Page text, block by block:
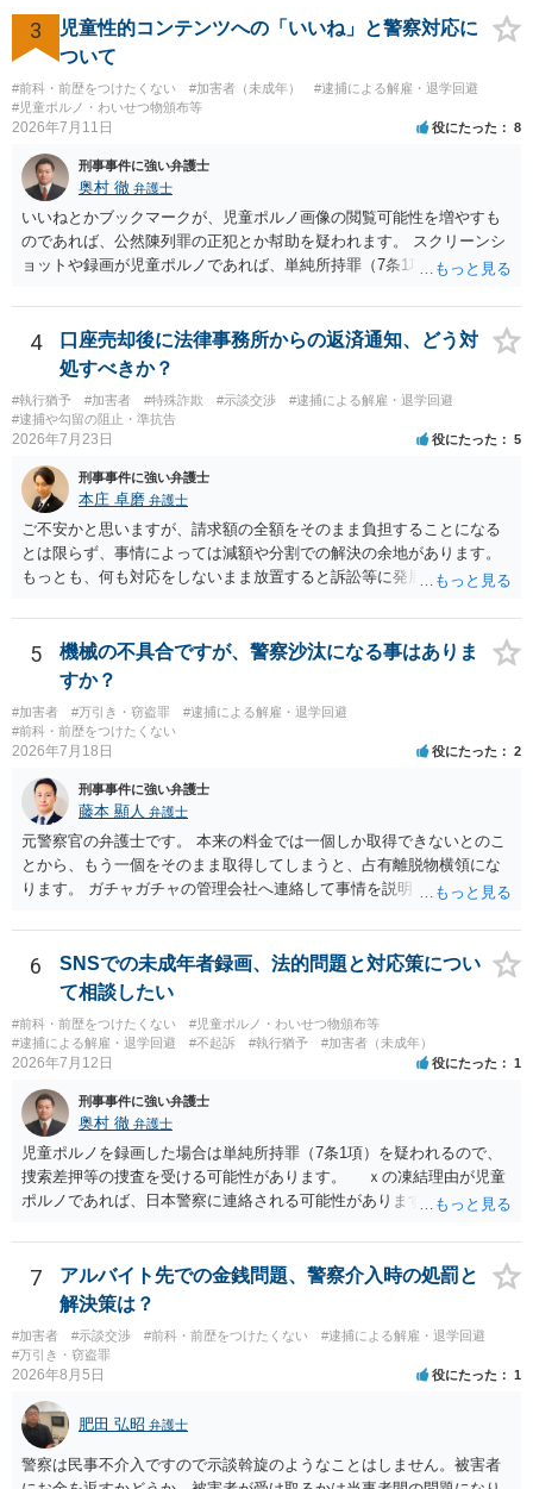
3
児童性的コンテンツへの「いいね」と警察対応に
ついて
#前科・前歴をつけたくない #加害者（未成年）
#逮捕による解雇・退学回避
#児童ポルノ・わいせつ物頒布等
2026年7月11日 役にたった 8
刑事事件に強い弁護士
奥村 徹 弁護士
いいねとかブックマークが、児童ポルノ画像の閲覧可能性を増やすも
のであれば、公然陳列罪の正犯とか幇助を疑われます。 スクリーンシ
ョットや録画が児童ポルノであれば、単純所持罪（7条1項）になりま
ポルノ画像の陳列者の関連先として、任意で取調を受けた人はいま
す。 snsのサーバー凍結の具体的理由はわかりませんが、児童ポルノ
であれば、日本警察に連絡されて、日本の刑罰法規に触れる点があれ
ば、捜査を受けることがあります。
4
口座売却後に法律事務所からの返済通知、どう対
処すべきか？
#執行猶予 #加害者 #特殊詐欺 #示談交渉
#逮捕による解雇・退学回避
#逮捕や勾留の阻止・準抗告
2026年7月23日 役にたった 5
刑事事件に強い弁護士
本庄 卓磨 弁護士
ご不安かと思いますが、請求額の全額をそのまま負担することになる
とは限らず、事情によっては減額や分割での解決の余地があります。
もっとも、何も対応をしないまま放置すると訴訟等に発展してしまう
めします。
5
機械の不具合ですが、警察沙汰になる事はありま
すか？
#加害者 #万引き・窃盗罪
#逮捕による解雇・退学回避
#前科・前歴をつけたくない
2026年7月18日 役にたった 2
刑事事件に強い弁護士
藤本 顯人 弁護士
元警察官の弁護士です。 本来の料金では一個しか取得できないとのこ
とから、もう一個をそのまま取得してしまうと、占有離脱物横領にな
ります。 ガチャガチャの管理会社へ連絡して事情を説明して一個返還
あるいは管理会社がお金は不要かつ返還不要との申し出があれば取得
しても問題ありません。
6
SNSでの未成年者録画、法的問題と対応策につい
て相談したい
#前科・前歴をつけたくない
#児童ポルノ・わいせつ物頒布等
#逮捕による解雇・退学回避
#不起訴 #執行猶予 #加害者（未成年）
2026年7月12日 役にたった 1
刑事事件に強い弁護士
奥村 徹 弁護士
児童ポルノを録画した場合は単純所持罪（7条1項）を疑われるので、
捜索差押等の捜査を受ける可能性があります。 ｘの凍結理由が児童
ポルノであれば、日本警察に連絡される可能性があります。 対応と
るなり、警察に相談するなり、検討してください
7
アルバイト先での金銭問題、警察介入時の処罰と
解決策は？
#加害者 #示談交渉 #前科・前歴をつけたくない
#逮捕による解雇・退学回避
#万引き・窃盗罪
2026年8月5日 役にたった 1
肥田 弘昭 弁護士
警察は民事不介入ですので示談斡旋のようなことはしません。被害者